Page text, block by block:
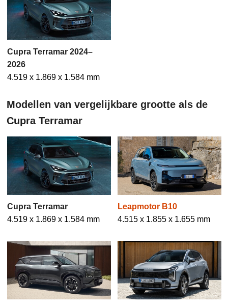
Cupra Terramar 2024–
2026
4.519 x 1.869 x 1.584 mm
Modellen van vergelijkbare grootte als de
Cupra Terramar
Cupra Terramar
4.519 x 1.869 x 1.584 mm
Leapmotor B10
4.515 x 1.855 x 1.655 mm